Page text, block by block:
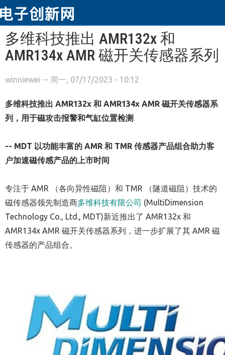
跳转到主要内容
多维科技推出 AMR132x 和
AMR134x AMR 磁开关传感器系列
winniewei -- 周一, 07/17/2023 - 10:12
多维科技推出 AMR132x 和 AMR134x AMR 磁开关传感器系
列，用于磁攻击报警和气缸位置检测
-- MDT 以功能丰富的 AMR 和 TMR 传感器产品组合助力客
户加速磁传感产品的上市时间
专注于 AMR （各向异性磁阻）和 TMR （隧道磁阻）技术的
磁传感器领先制造商多维科技有限公司 (MultiDimension
Technology Co., Ltd., MDT)新近推出了 AMR132x 和
AMR134x AMR 磁开关传感器系列，进一步扩展了其 AMR 磁
传感器的产品组合。